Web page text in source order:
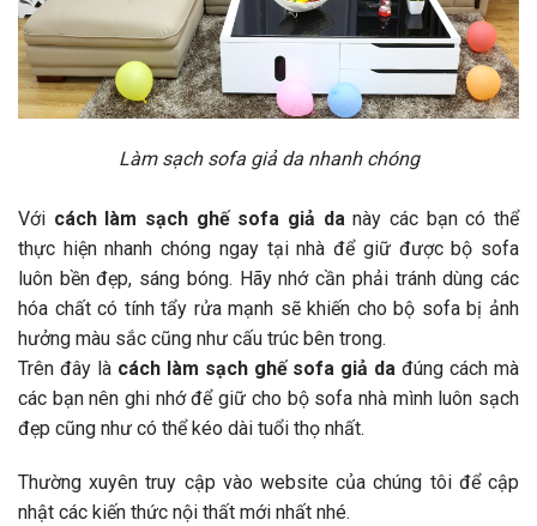
Làm sạch sofa giả da nhanh chóng
Với cách làm sạch ghế sofa giả da này các bạn có thể
thực hiện nhanh chóng ngay tại nhà để giữ được bộ sofa
luôn bền đẹp, sáng bóng. Hãy nhớ cần phải tránh dùng các
hóa chất có tính tẩy rửa mạnh sẽ khiến cho bộ sofa bị ảnh
hưởng màu sắc cũng như cấu trúc bên trong.
Trên đây là cách làm sạch ghế sofa giả da đúng cách mà
các bạn nên ghi nhớ để giữ cho bộ sofa nhà mình luôn sạch
đẹp cũng như có thể kéo dài tuổi thọ nhất.
Thường xuyên truy cập vào website của chúng tôi để cập
nhật các kiến thức nội thất mới nhất nhé.